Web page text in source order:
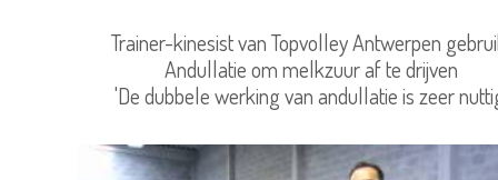
Trainer-kinesist van Topvolley Antwerpen
Andullatie om melkzuur af te drijven
'De dubbele werking van andullatie is zeer